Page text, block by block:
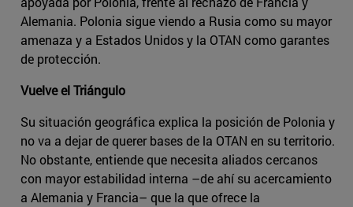
Alemania. Polonia sigue viendo a Rusia como su mayor
amenaza y a Estados Unidos y la OTAN como garantes
de protección.
Vuelve el Triángulo
Su situación geográfica explica la posición de Polonia y
no va a dejar de querer bases de la OTAN en su territorio.
No obstante, entiende que necesita aliados cercanos
con mayor estabilidad interna –de ahí su acercamiento
a Alemania y Francia– que la que ofrece la